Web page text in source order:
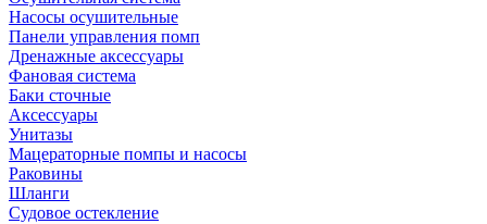
Насосы осушительные
Панели управления помп
Дренажные аксессуары
Фановая система
Баки сточные
Аксессуары
Унитазы
Мацераторные помпы и насосы
Раковины
Шланги
Судовое остекление